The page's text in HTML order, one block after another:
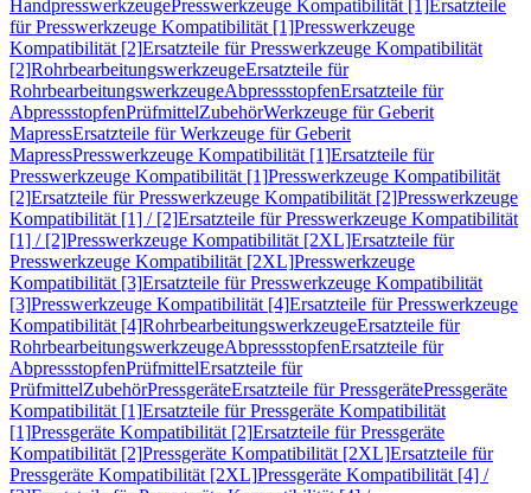
HandpresswerkzeugePresswerkzeuge Kompatibilität [1]Ersatzteile
für Presswerkzeuge Kompatibilität [1]Presswerkzeuge
Kompatibilität [2]Ersatzteile für Presswerkzeuge Kompatibilität
[2]RohrbearbeitungswerkzeugeErsatzteile für
RohrbearbeitungswerkzeugeAbpressstopfenErsatzteile für
AbpressstopfenPrüfmittelZubehörWerkzeuge für Geberit
MapressErsatzteile für Werkzeuge für Geberit
MapressPresswerkzeuge Kompatibilität [1]Ersatzteile für
Presswerkzeuge Kompatibilität [1]Presswerkzeuge Kompatibilität
[2]Ersatzteile für Presswerkzeuge Kompatibilität [2]Presswerkzeuge
Kompatibilität [1] / [2]Ersatzteile für Presswerkzeuge Kompatibilität
[1] / [2]Presswerkzeuge Kompatibilität [2XL]Ersatzteile für
Presswerkzeuge Kompatibilität [2XL]Presswerkzeuge
Kompatibilität [3]Ersatzteile für Presswerkzeuge Kompatibilität
[3]Presswerkzeuge Kompatibilität [4]Ersatzteile für Presswerkzeuge
Kompatibilität [4]RohrbearbeitungswerkzeugeErsatzteile für
RohrbearbeitungswerkzeugeAbpressstopfenErsatzteile für
AbpressstopfenPrüfmittelErsatzteile für
PrüfmittelZubehörPressgeräteErsatzteile für PressgerätePressgeräte
Kompatibilität [1]Ersatzteile für Pressgeräte Kompatibilität
[1]Pressgeräte Kompatibilität [2]Ersatzteile für Pressgeräte
Kompatibilität [2]Pressgeräte Kompatibilität [2XL]Ersatzteile für
Pressgeräte Kompatibilität [2XL]Pressgeräte Kompatibilität [4] /